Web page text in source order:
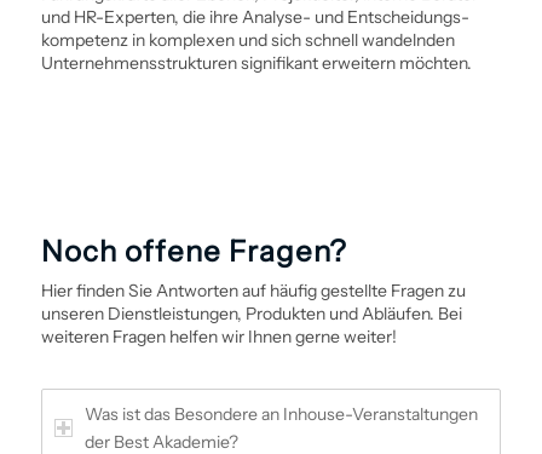
und HR-Experten, die ihre Analyse- und Entscheidungs­
kompetenz in komplexen und sich schnell wandelnden
Unternehmensstrukturen signifikant erweitern möchten.
Noch offene Fragen?
Hier finden Sie Antworten auf häufig gestellte Fragen zu
unseren Dienstleistungen, Produkten und Abläufen. Bei
weiteren Fragen helfen wir Ihnen gerne weiter!
Was ist das Besondere an Inhouse-Veranstaltungen
der Best Akademie?